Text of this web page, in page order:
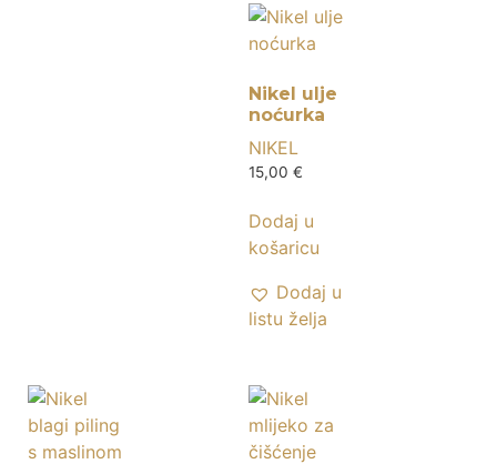
Nikel ulje
noćurka
NIKEL
15,00 €
Dodaj u
košaricu
Dodaj u
listu želja